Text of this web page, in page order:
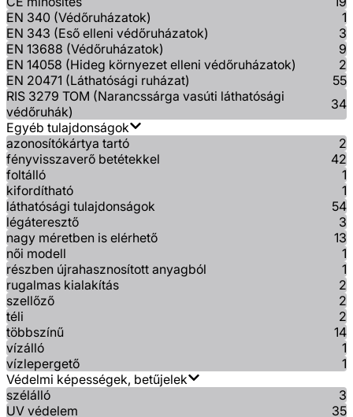
EN 340 (Védőruházatok)
1
EN 343 (Eső elleni védőruházatok)
3
EN 13688 (Védőruházatok)
9
EN 14058 (Hideg környezet elleni védőruházatok)
2
EN 20471 (Láthatósági ruházat)
55
RIS 3279 TOM (Narancssárga vasúti láthatósági
védőruhák)
34
Egyéb tulajdonságok
azonosítókártya tartó
2
fényvisszaverő betétekkel
42
foltálló
1
kifordítható
1
láthatósági tulajdonságok
54
légáteresztő
3
nagy méretben is elérhető
13
női modell
1
részben újrahasznosított anyagból
1
rugalmas kialakítás
2
szellőző
2
téli
2
többszínű
14
vízálló
1
vízlepergető
1
Védelmi képességek, betűjelek
szélálló
3
UV védelem
35